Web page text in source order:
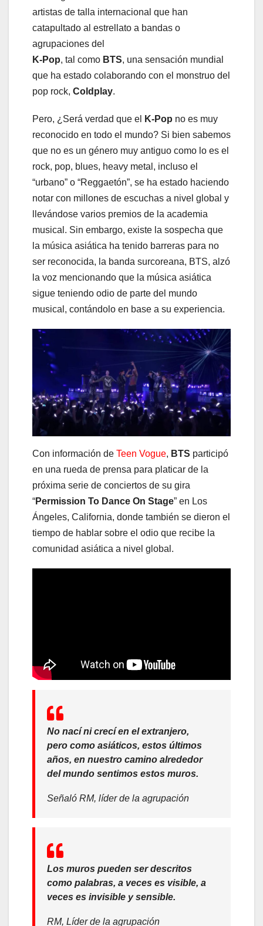
artistas de talla internacional que han
catapultado al estrellato a bandas o
agrupaciones del
K-Pop, tal como BTS, una sensación mundial
que ha estado colaborando con el monstruo del
pop rock, Coldplay.
Pero, ¿Será verdad que el K-Pop no es muy
reconocido en todo el mundo? Si bien sabemos
que no es un género muy antiguo como lo es el
rock, pop, blues, heavy metal, incluso el
“urbano” o “Reggaetón”, se ha estado haciendo
notar con millones de escuchas a nivel global y
llevándose varios premios de la academia
musical. Sin embargo, existe la sospecha que
la música asiática ha tenido barreras para no
ser reconocida, la banda surcoreana, BTS, alzó
la voz mencionando que la música asiática
sigue teniendo odio de parte del mundo
musical, contándolo en base a su experiencia.
Con información de Teen Vogue, BTS participó
en una rueda de prensa para platicar de la
próxima serie de conciertos de su gira
“Permission To Dance On Stage” en Los
Ángeles, California, donde también se dieron el
tiempo de hablar sobre el odio que recibe la
comunidad asiática a nivel global.
No nací ni crecí en el extranjero,
pero como asiáticos, estos últimos
años, en nuestro camino alrededor
del mundo sentimos estos muros.
Señaló RM, líder de la agrupación
Los muros pueden ser descritos
como palabras, a veces es visible, a
veces es invisible y sensible.
RM, Líder de la agrupación